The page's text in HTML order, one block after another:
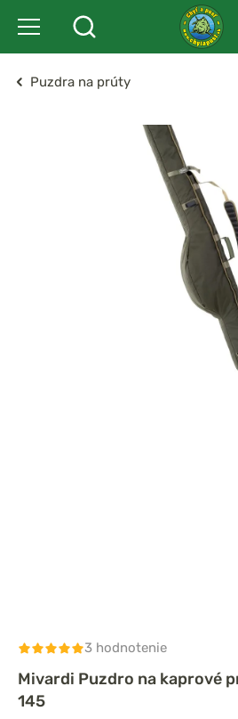
Puzdra na prúty
3 hodnotenie
Mivardi Puzdro na kaprové
145